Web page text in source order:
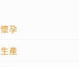
懷孕
生產